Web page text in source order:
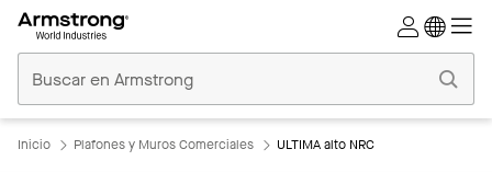
Comerciales
Inicio
Inicio Plafones y Muros Comerciales ULTIMA alto NRC